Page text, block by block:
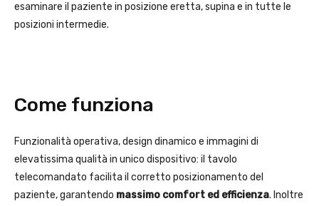
esaminare il paziente in posizione eretta, supina e in tutte le
posizioni intermedie.
Come funziona
Funzionalità operativa, design dinamico e immagini di
elevatissima qualità in unico dispositivo: il tavolo
telecomandato facilita il corretto posizionamento del
paziente, garantendo massimo comfort ed efficienza. Inoltre